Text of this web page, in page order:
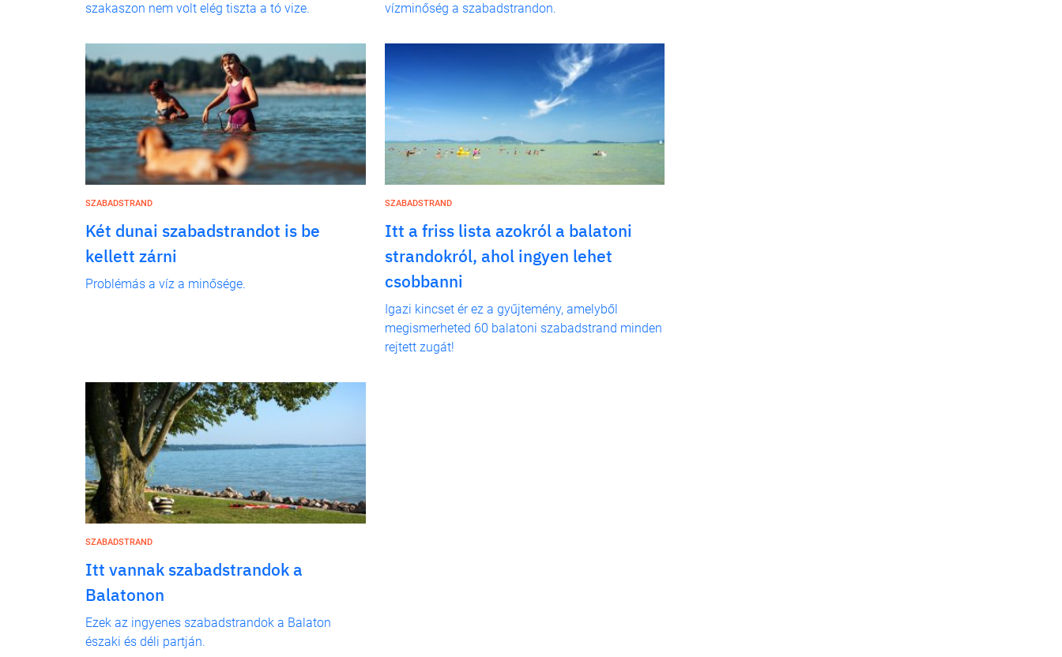
szakaszon nem volt elég tiszta a tó vize.
vízminőség a szabadstrandon.
SZABADSTRAND
Két dunai szabadstrandot is be
kellett zárni
Problémás a víz a minősége.
SZABADSTRAND
Itt a friss lista azokról a balatoni
strandokról, ahol ingyen lehet
csobbanni
Igazi kincset ér ez a gyűjtemény, amelyből
megismerheted 60 balatoni szabadstrand minden
rejtett zugát!
SZABADSTRAND
Itt vannak szabadstrandok a
Balatonon
Ezek az ingyenes szabadstrandok a Balaton
északi és déli partján.